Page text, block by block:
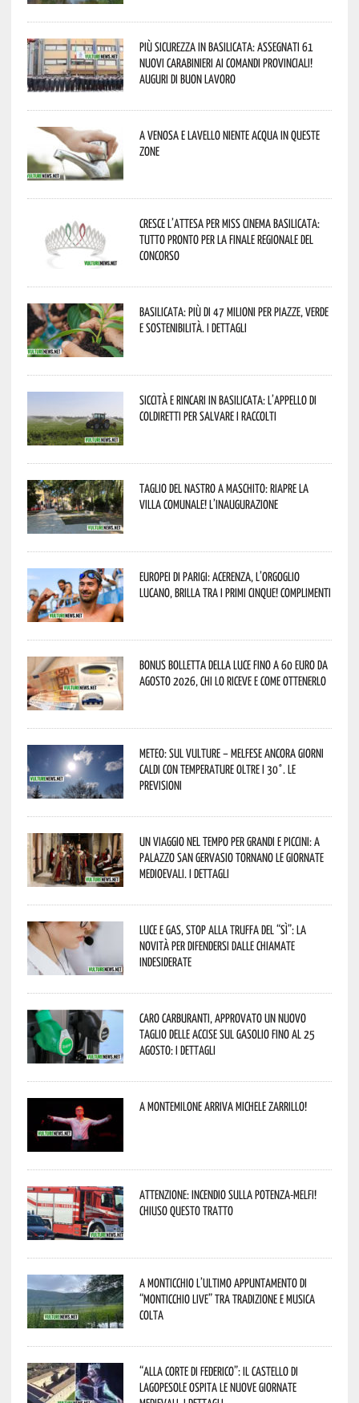
Più sicurezza in Basilicata: assegnati 61
nuovi Carabinieri ai Comandi provinciali!
Auguri di buon lavoro
A Venosa e Lavello niente acqua in queste
zone
Cresce l’attesa per Miss Cinema Basilicata:
tutto pronto per la finale regionale del
concorso
Basilicata: più di 47 milioni per piazze, verde
e sostenibilità. I dettagli
Siccità e rincari in Basilicata: l’appello di
Coldiretti per salvare i raccolti
Taglio del nastro a Maschito: riapre la
Villa Comunale! L’inaugurazione
Europei di Parigi: Acerenza, l’orgoglio
lucano, brilla tra i primi cinque! Complimenti
Bonus bolletta della luce fino a 60 euro da
agosto 2026, chi lo riceve e come ottenerlo
Meteo: sul Vulture – melfese ancora giorni
caldi con temperature oltre i 30°. Le
previsioni
Un viaggio nel tempo per grandi e piccini: a
Palazzo San Gervasio tornano le Giornate
Medioevali. I dettagli
Luce e gas, stop alla truffa del “Sì”: la
novità per difendersi dalle chiamate
indesiderate
Caro carburanti, approvato un nuovo
taglio delle accise sul gasolio fino al 25
agosto: i dettagli
A Montemilone arriva Michele Zarrillo!
Attenzione: incendio sulla Potenza-Melfi!
Chiuso questo tratto
A Monticchio l’ultimo appuntamento di
“Monticchio Live” tra tradizione e musica
colta
“Alla corte di Federico”: il Castello di
Lagopesole ospita le nuove Giornate